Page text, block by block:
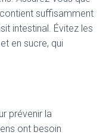
suffisamment
intestinal. Évitez les
en sucre, qui
prévenir la
ont besoin